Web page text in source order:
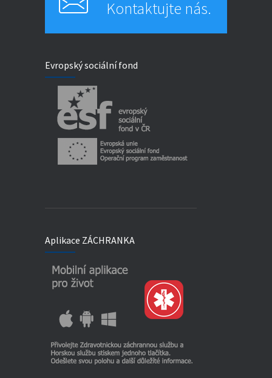
Kontaktujte nás.
Evropský sociální fond
Aplikace ZÁCHRANKA